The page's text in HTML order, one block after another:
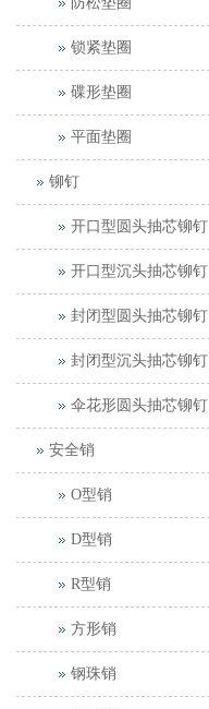
锁紧垫圈
碟形垫圈
平面垫圈
铆钉
开口型圆头抽芯铆钉
开口型沉头抽芯铆钉
封闭型圆头抽芯铆钉
封闭型沉头抽芯铆钉
伞花形圆头抽芯铆钉
安全销
O型销
D型销
R型销
方形销
钢珠销